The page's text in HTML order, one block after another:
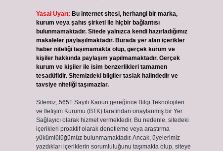
Yasal Uyarı: Bu internet sitesi, herhangi bir marka,
kurum veya şahıs şirketi ile hiçbir bağlantısı
bulunmamaktadır. Sitede yalnızca kendi hazırladığımız
makaleler paylaşılmaktadır. Burada yer alan içerikler
haber niteliği taşımamakta olup, gerçek kurum ve
kişiler hakkında paylaşım yapılmamaktadır. Gerçek
kurum ve kişiler ile isim benzerlikleri tamamen
tesadüfidir. Sitemizdeki bilgiler taslak halindedir ve
tavsiye niteliği taşımazlar.
Sitemiz, 5651 Sayılı Kanun gereğince Bilgi Teknolojileri
ve İletişim Kurumu (BTK) tarafından onaylanmış bir Yer
Sağlayıcı olarak hizmet vermektedir. Bu nedenle, sitedeki
içerikleri proaktif olarak denetleme veya araştırma
yükümlülüğümüz bulunmamaktadır. Ancak, üyelerimiz
yazdıkları içeriklerin sorumluluğunu taşımakta olup, siteye